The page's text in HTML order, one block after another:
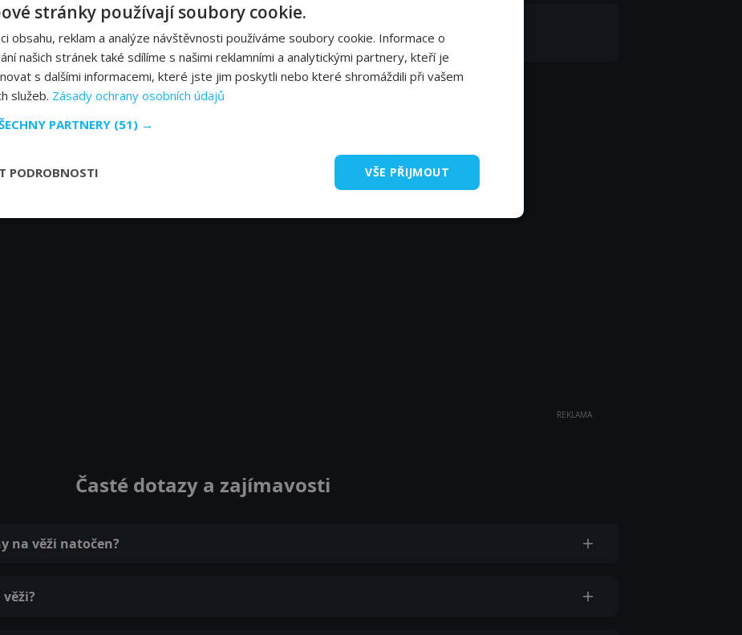
Arslan Kaçar
Meddah
Marangoz
Arzu Kuyaş
REKLAMA
Časté dotazy a zajímavosti
na věži natočen?
stránky používají soubory cookie.
obsahu, reklam a analýze návštěvnosti používáme soubory cookie. Informace o
našich stránek také sdílíme s našimi reklamními a analytickými partnery, kteří je
s dalšími informacemi, které jste jim poskytli nebo které shromáždili při vašem
služeb. Zásady ochrany osobních údajů
PARTNERY (51) →
VŠE PŘIJMOUT
PODROBNOSTI